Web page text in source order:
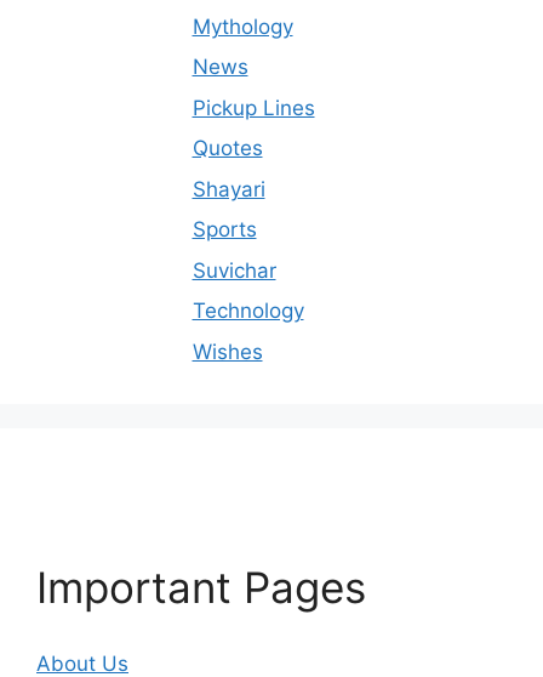
Mythology
News
Pickup Lines
Quotes
Shayari
Sports
Suvichar
Technology
Wishes
Important Pages
About Us